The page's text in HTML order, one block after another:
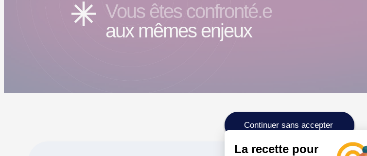
Continuer sans accepter
La recette pour
Vous êtes confronté.e
aux mêmes enjeux